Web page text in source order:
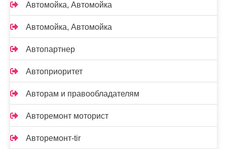
Автомойка, Автомойка
Автомойка, Автомойка
Автопартнер
Автоприоритет
Авторам и правообладателям
Авторемонт моторист
Авторемонт-tir